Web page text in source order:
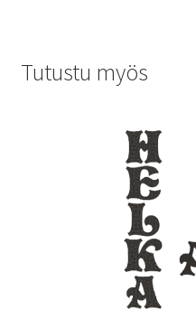
Tutustu myös